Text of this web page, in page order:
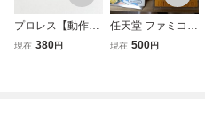
プロレス【動作確
認済・同梱可】フ
現在 380円
任天堂 ファミコン
ディスクシステム
現在 500円